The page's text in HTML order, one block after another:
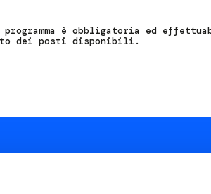
è obbligatoria ed
dei posti disponibili.